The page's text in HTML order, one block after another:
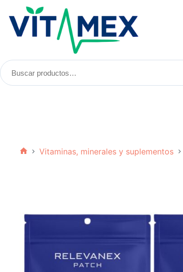
contenido
Buscar
productos:
Vitaminas, minerales y suplementos